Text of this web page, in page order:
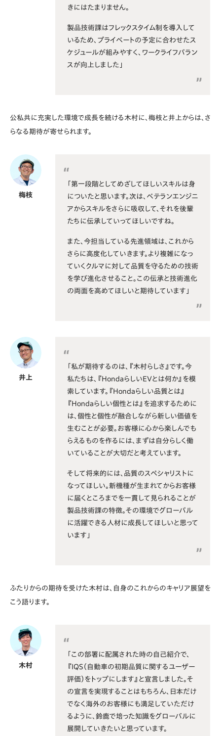
きにはたまりません。
製品技術課はフレックスタイム制を導入して
いるため、プライベートの予定に合わせたス
ケジュールが組みやすく、ワークライフバラン
スが向上しました」
公私共に充実した環境で成長を続ける木村に、梅枝と井上からは、さ
らなる期待が寄せられます。
梅枝
「第一段階としてめざしてほしいスキルは身
についたと思います。次は、ベテランエンジニ
アからスキルをさらに吸収して、それを後輩
たちに伝承していってほしいですね。
また、今担当している先進領域は、これから
さらに高度化していきます。より複雑になっ
ていくクルマに対して品質を守るための技術
を学び進化させること。この伝承と技術進化
の両面を高めてほしいと期待しています」
井上
「私が期待するのは、『木村らしさ』です。今
私たちは、『HondaらしいEVとは何か』を模
索しています。『Hondaらしい品質とは』
『Hondaらしい個性とは』を追求するために
は、個性と個性が融合しながら新しい価値を
生むことが必要。お客様に心から楽しんでも
らえるものを作るには、まずは自分らしく働
いていることが大切だと考えています。
そして将来的には、品質のスペシャリストに
なってほしい。新機種が生まれてからお客様
に届くところまでを一貫して見られることが
製品技術課の特徴。その環境でグローバル
に活躍できる人材に成長してほしいと思って
います」
ふたりからの期待を受けた木村は、自身のこれからのキャリア展望を
こう語ります。
木村
「この部署に配属された時の自己紹介で、
『IQS（自動車の初期品質に関するユーザー
評価）をトップにします』と宣言しました。そ
の宣言を実現することはもちろん、日本だけ
でなく海外のお客様にも満足していただけ
るように、鈴鹿で培った知識をグローバルに
展開していきたいと思っています。